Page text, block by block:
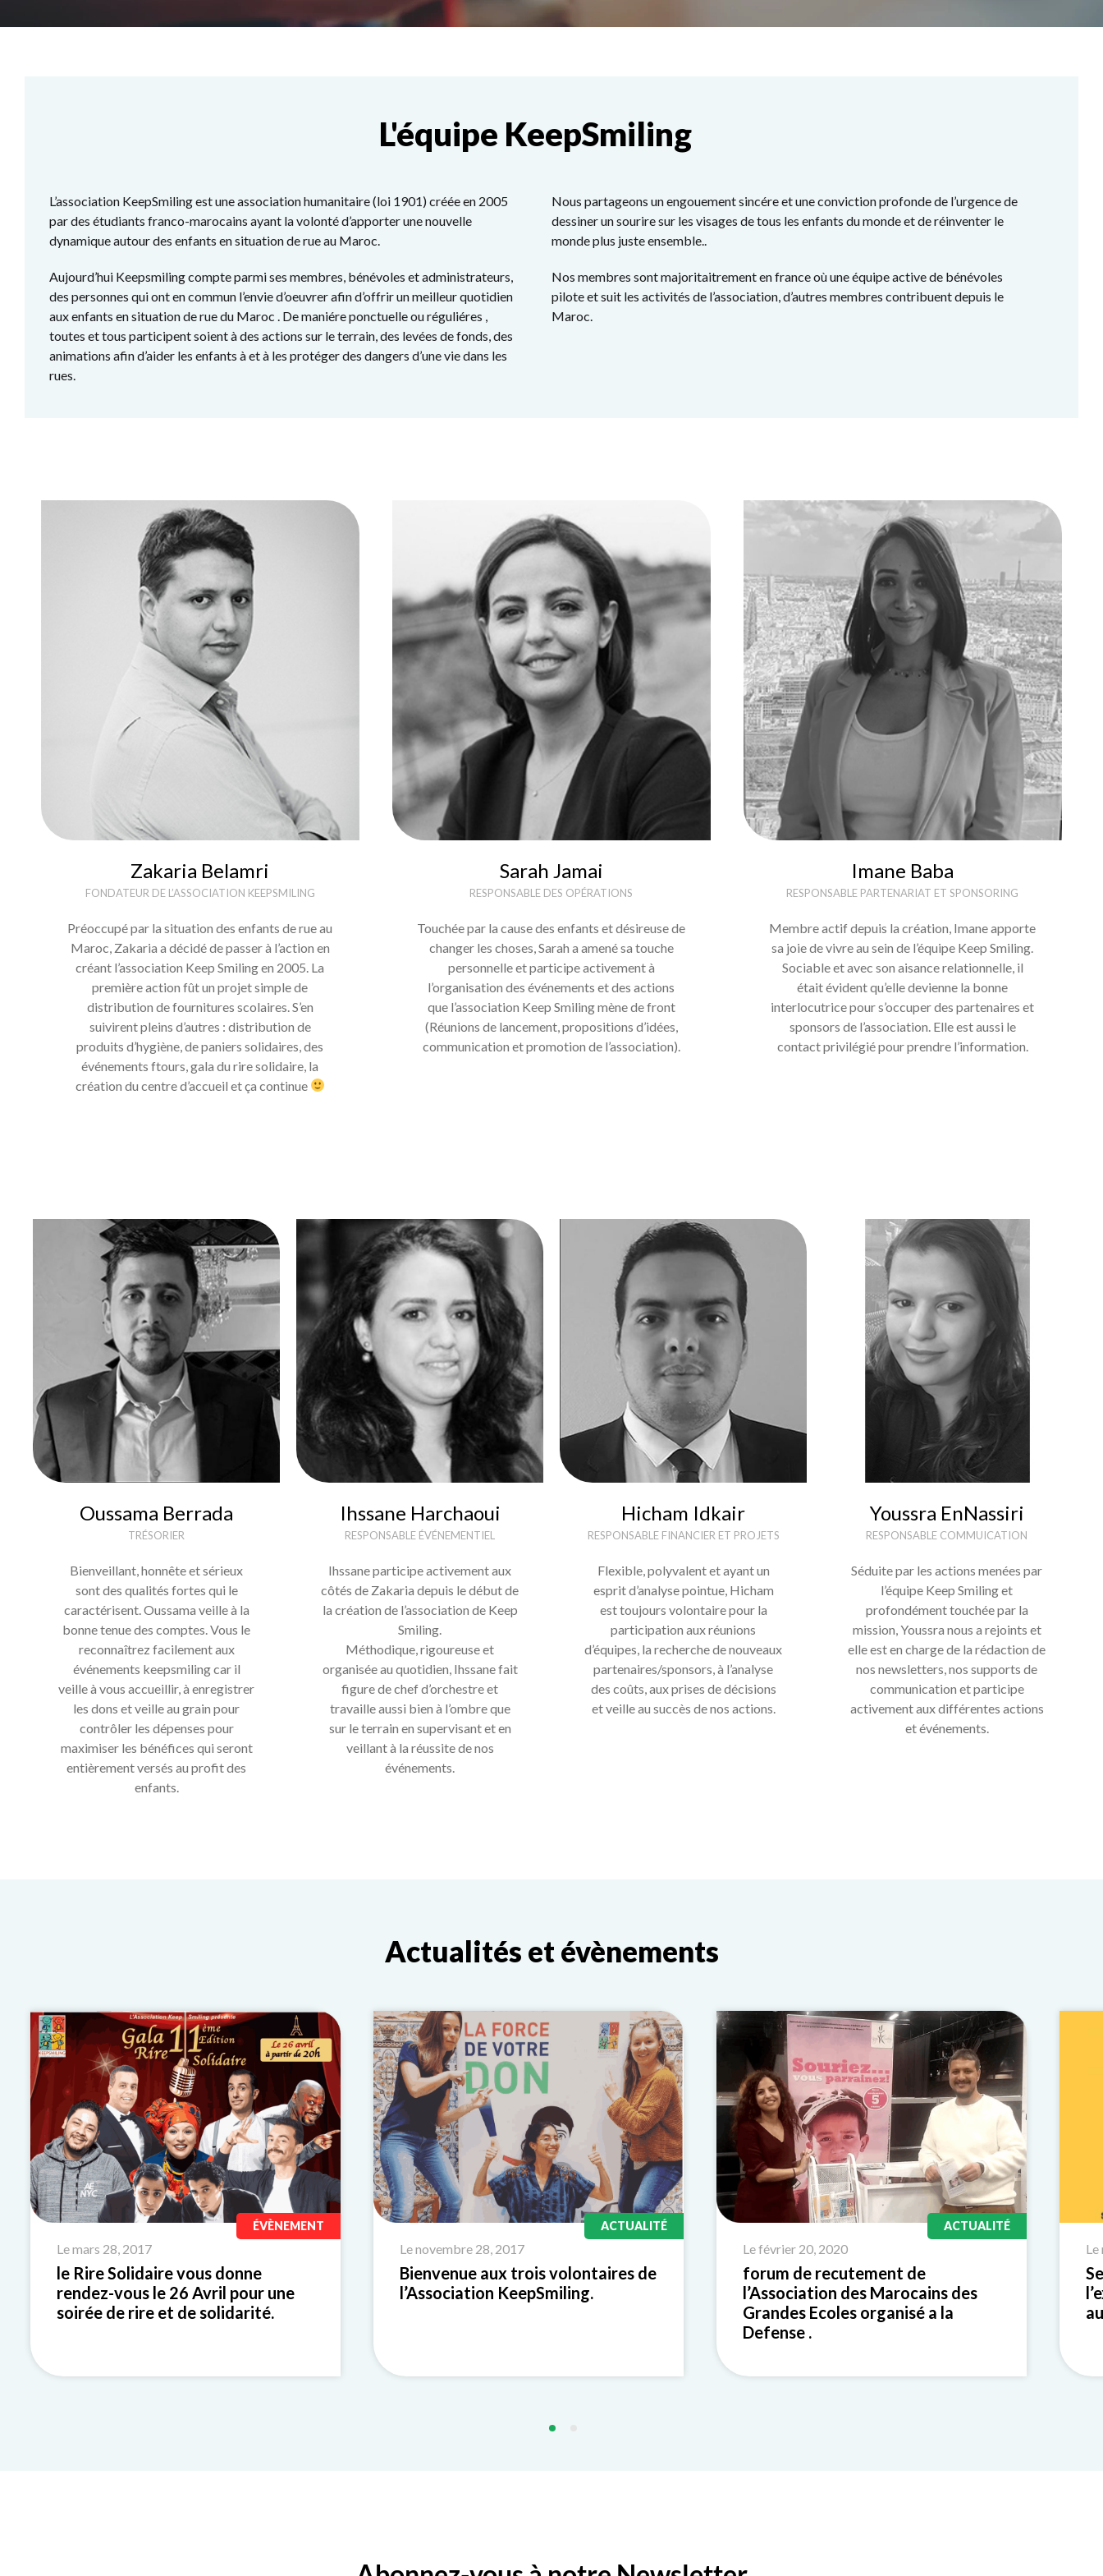
L'équipe KeepSmiling
L’association KeepSmiling est une association humanitaire (loi 1901) créée en 2005
par des étudiants franco-marocains ayant la volonté d’apporter une nouvelle
dynamique autour des enfants en situation de rue au Maroc.
Aujourd’hui Keepsmiling compte parmi ses membres, bénévoles et administrateurs,
des personnes qui ont en commun l’envie d’oeuvrer afin d’offrir un meilleur quotidien
aux enfants en situation de rue du Maroc . De maniére ponctuelle ou réguliéres ,
toutes et tous participent soient à des actions sur le terrain, des levées de fonds, des
animations afin d’aider les enfants à et à les protéger des dangers d’une vie dans les
rues.
Nous partageons un engouement sincére et une conviction profonde de l’urgence de
dessiner un sourire sur les visages de tous les enfants du monde et de réinventer le
monde plus juste ensemble..
Nos membres sont majoritaitrement en france où une équipe active de bénévoles
pilote et suit les activités de l’association, d’autres membres contribuent depuis le
Maroc.
Zakaria Belamri
FONDATEUR DE L’ASSOCIATION KEEPSMILING
Préoccupé par la situation des enfants de rue au
Maroc, Zakaria a décidé de passer à l’action en
créant l’association Keep Smiling en 2005. La
première action fût un projet simple de
distribution de fournitures scolaires. S’en
suivirent pleins d’autres : distribution de
produits d’hygiène, de paniers solidaires, des
événements ftours, gala du rire solidaire, la
création du centre d’accueil et ça continue
Sarah Jamai
RESPONSABLE DES OPÉRATIONS
Touchée par la cause des enfants et désireuse de
changer les choses, Sarah a amené sa touche
personnelle et participe activement à
l’organisation des événements et des actions
que l’association Keep Smiling mène de front
(Réunions de lancement, propositions d’idées,
communication et promotion de l’association).
Imane Baba
RESPONSABLE PARTENARIAT ET SPONSORING
Membre actif depuis la création, Imane apporte
sa joie de vivre au sein de l’équipe Keep Smiling.
Sociable et avec son aisance relationnelle, il
était évident qu’elle devienne la bonne
interlocutrice pour s’occuper des partenaires et
sponsors de l’association. Elle est aussi le
contact privilégié pour prendre l’information.
Oussama Berrada
TRÉSORIER
Bienveillant, honnête et sérieux
sont des qualités fortes qui le
caractérisent. Oussama veille à la
bonne tenue des comptes. Vous le
reconnaîtrez facilement aux
événements keepsmiling car il
veille à vous accueillir, à enregistrer
les dons et veille au grain pour
contrôler les dépenses pour
maximiser les bénéfices qui seront
entièrement versés au profit des
enfants.
Ihssane Harchaoui
RESPONSABLE ÉVÉNEMENTIEL
Ihssane participe activement aux
côtés de Zakaria depuis le début de
la création de l’association de Keep
Smiling.
Méthodique, rigoureuse et
organisée au quotidien, Ihssane fait
figure de chef d’orchestre et
travaille aussi bien à l’ombre que
sur le terrain en supervisant et en
veillant à la réussite de nos
événements.
Hicham Idkair
RESPONSABLE FINANCIER ET PROJETS
Flexible, polyvalent et ayant un
esprit d’analyse pointue, Hicham
est toujours volontaire pour la
participation aux réunions
d’équipes, la recherche de nouveaux
partenaires/sponsors, à l’analyse
des coûts, aux prises de décisions
et veille au succès de nos actions.
Youssra EnNassiri
RESPONSABLE COMMUICATION
Séduite par les actions menées par
l’équipe Keep Smiling et
profondément touchée par la
mission, Youssra nous a rejoints et
elle est en charge de la rédaction de
nos newsletters, nos supports de
communication et participe
activement aux différentes actions
et événements.
Actualités et évènements
ÉVÈNEMENT
Le mars 28, 2017
le Rire Solidaire vous donne
rendez-vous le 26 Avril pour une
soirée de rire et de solidarité.
ACTUALITÉ
Le novembre 28, 2017
Bienvenue aux trois volontaires de
l’Association KeepSmiling.
ACTUALITÉ
Le février 20, 2020
forum de recutement de
l’Association des Marocains des
Grandes Ecoles organisé a la
Defense .
Le